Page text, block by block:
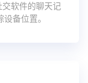
软件的聊天记
备位置。